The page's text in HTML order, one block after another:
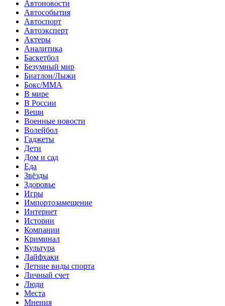
Автоновости
Автособытия
Автоспорт
Автоэксперт
Актеры
Аналитика
Баскетбол
Безумный мир
Биатлон/Лыжи
Бокс/MMA
В мире
В России
Вещи
Военные новости
Волейбол
Гаджеты
Дети
Дом и сад
Еда
Звёзды
Здоровье
Игры
Импортозамещение
Интернет
Истории
Компании
Криминал
Культура
Лайфхаки
Летние виды спорта
Личный счет
Люди
Места
Мнения